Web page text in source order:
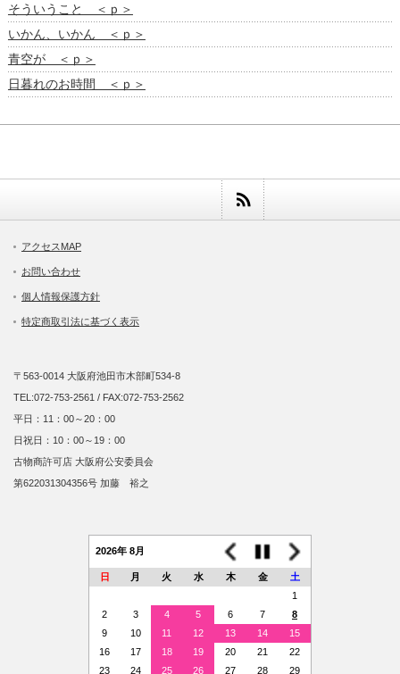
そういうこと ＜ｐ＞
いかん、いかん ＜ｐ＞
青空が ＜ｐ＞
日暮れのお時間 ＜ｐ＞
アクセスMAP
お問い合わせ
個人情報保護方針
特定商取引法に基づく表示
〒563-0014 大阪府池田市木部町534-8
TEL:072-753-2561 / FAX:072-753-2562
平日：11：00～20：00
日祝日：10：00～19：00
古物商許可店 大阪府公安委員会
第622031304356号 加藤 裕之
2026年 8月
日 月 火 水 木 金
土
1
2
3 4 5 6 7
8
9
10 11 12 13 14
15
16
17 18 19 20 21
22
23
24 25 26 27 28 29